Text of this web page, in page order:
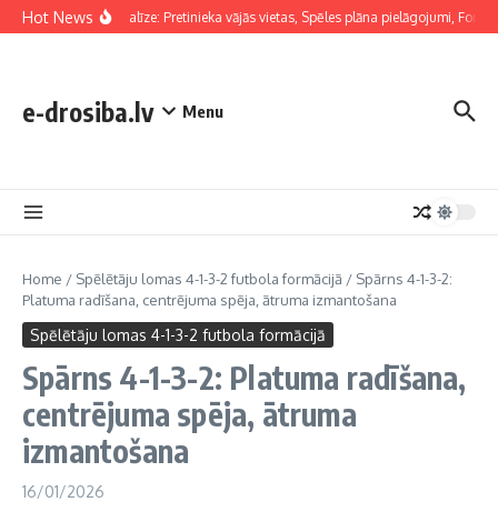
Skip to content
Hot News
Taktiskā analīze: Pretinieka vājās vietas, Spēles plāna pielāgojumi,
e-drosiba.lv Menu
Home / Spēlētāju lomas 4-1-3-2 futbola formācijā / Spārns 4-1-3-2:
Platuma radīšana, centrējuma spēja, ātruma izmantošana
Spēlētāju lomas 4-1-3-2 futbola formācijā
Spārns 4-1-3-2: Platuma radīšana,
centrējuma spēja, ātruma
izmantošana
16/01/2026